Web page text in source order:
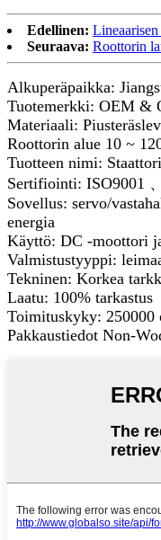
Edellinen:
Seuraava: Roottorin
Alkuperäpaikka:
Tuotemerkki: OEM &
Materiaali:
Roottorin alue 10 ~
Tuotteen nimi:
Sertifiointi: ISO9001
Sovellus: servo/
energia
Käyttö: DC -moottori
Valmistustyyppi:
Tekninen: Korkea
Laatu: 100% tarkastus
Toimituskyky: 250000
Pakkaustiedot Non-